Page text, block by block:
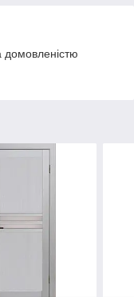
домовленістю